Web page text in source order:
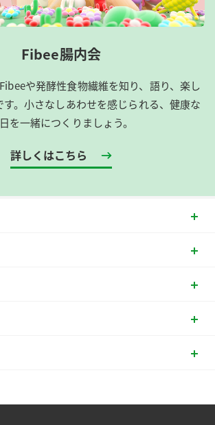
Fibee腸内会
や発酵性食物繊維を知り、語り、楽し
。​小さなしあわせを感じられる、健康な
を一緒につくりましょう。
詳しくはこちら